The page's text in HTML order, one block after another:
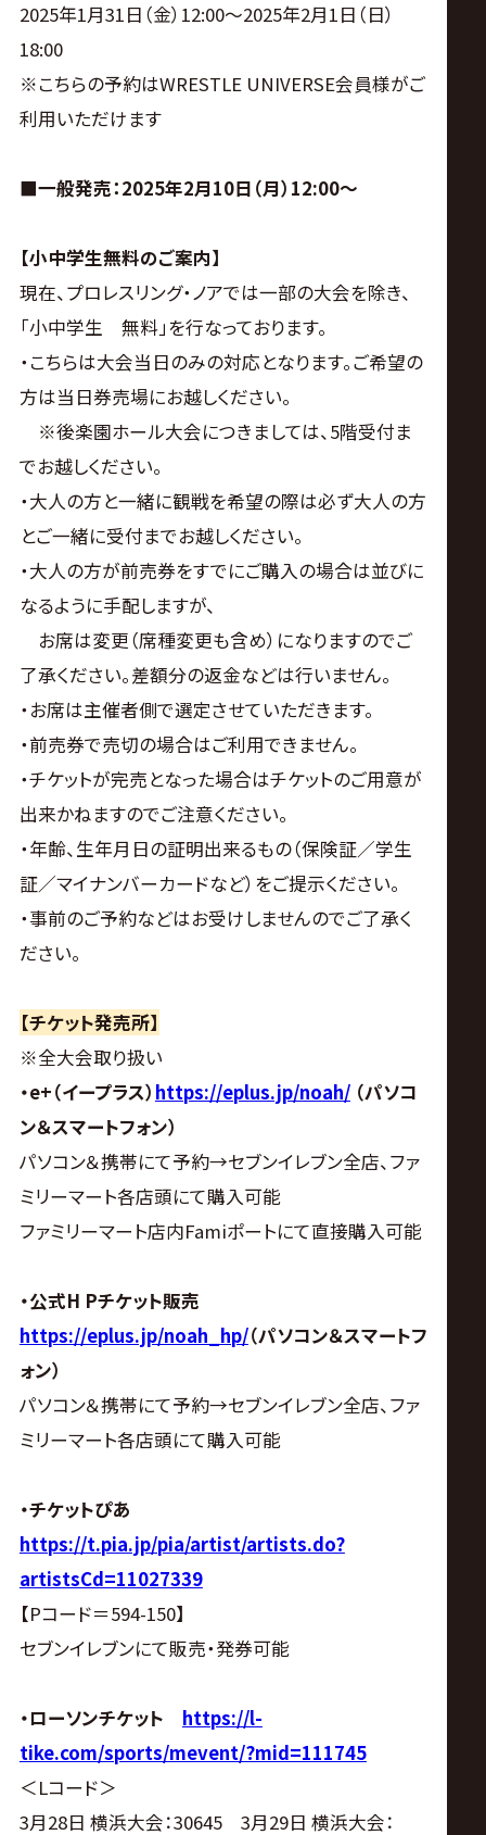
2025年1月31日（金）12:00〜2025年2月1日（日）
18:00
※こちらの予約はWRESTLE UNIVERSE会員様がご
利用いただけます
■一般発売：2025年2月10日（月）12:00〜
【小中学生無料のご案内】
現在、プロレスリング・ノアでは一部の大会を除き、
「小中学生 無料」を行なっております。
・こちらは大会当日のみの対応となります。ご希望の
方は当日券売場にお越しください。
※後楽園ホール大会につきましては、5階受付ま
でお越しください。
・大人の方と一緒に観戦を希望の際は必ず大人の方
とご一緒に受付までお越しください。
・大人の方が前売券をすでにご購入の場合は並びに
なるように手配しますが、
お席は変更（席種変更も含め）になりますのでご
了承ください。差額分の返金などは行いません。
・お席は主催者側で選定させていただきます。
・前売券で売切の場合はご利用できません。
・チケットが完売となった場合はチケットのご用意が
出来かねますのでご注意ください。
・年齢、生年月日の証明出来るもの（保険証／学生
証／マイナンバーカードなど）をご提示ください。
・事前のご予約などはお受けしませんのでご了承く
ださい。
【チケット発売所】
※全大会取り扱い
・e+（イープラス） https://eplus.jp/noah/（パソコ
ン＆スマートフォン）
パソコン＆携帯にて予約→セブンイレブン全店、ファ
ミリーマート各店頭にて購入可能
ファミリーマート店内Famiポートにて直接購入可能
・公式H Pチケット販売
https://eplus.jp/noah_hp/（パソコン＆スマートフ
ォン）
パソコン＆携帯にて予約→セブンイレブン全店、ファ
ミリーマート各店頭にて購入可能
・チケットぴあ
https://t.pia.jp/pia/artist/artists.do?
artistsCd=11027339
【Pコード＝594-150】
セブンイレブンにて販売・発券可能
・ローソンチケット https://l-
tike.com/sports/mevent/?mid=111745
＜Lコード＞
3月28日 横浜大会：30645 3月29日 横浜大会：